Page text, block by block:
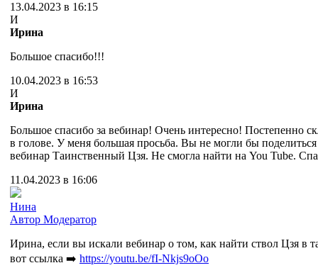
13.04.2023 в 16:15
И
Ирина
Большое спасибо!!!
10.04.2023 в 16:53
И
Ирина
Большое спасибо за вебинар! Очень интересно! Постепенно
в голове. У меня большая просьба. Вы не могли бы
вебинар Таинственный Цзя. Не смогла найти на You Tube.
11.04.2023 в 16:06
Нина
Автор Модератор
Ирина, если вы искали вебинар о том, как найти ствол Цзя в
вот ссылка ➡️ https://youtu.be/fI-Nkjs9oOo